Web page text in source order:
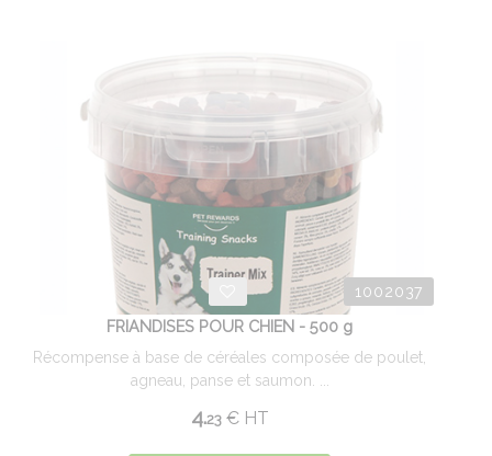
1002037
FRIANDISES POUR CHIEN - 500 g
Récompense à base de céréales composée de poulet,
agneau, panse et saumon. ...
4.23 €HT